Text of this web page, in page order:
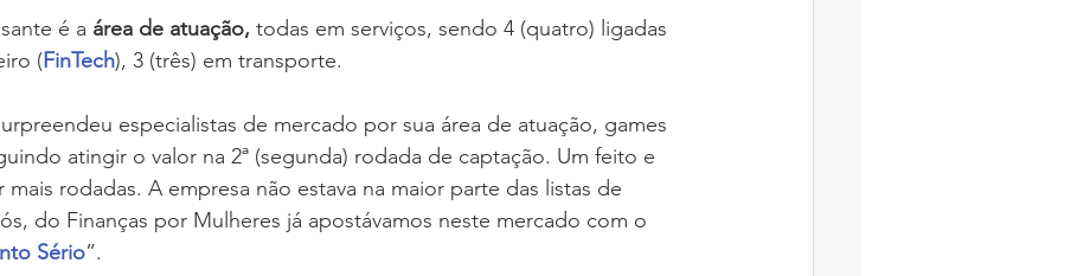
é a área de atuação, todas em serviços, sendo 4 (quatro) ligadas
(FinTech), 3 (três) em transporte.
especialistas de mercado por sua área de atuação, games
atingir o valor na 2ª (segunda) rodada de captação. Um feito e
rodadas. A empresa não estava na maior parte das listas de
do Finanças por Mulheres já apostávamos neste mercado com o
Sério”.